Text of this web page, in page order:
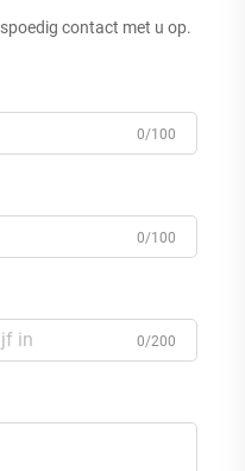
contact met u op.
0/100
0/100
0/200